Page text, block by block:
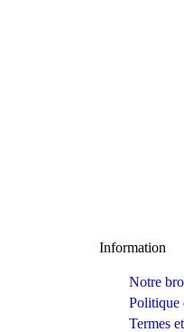
Information
Notre
Politique
Termes